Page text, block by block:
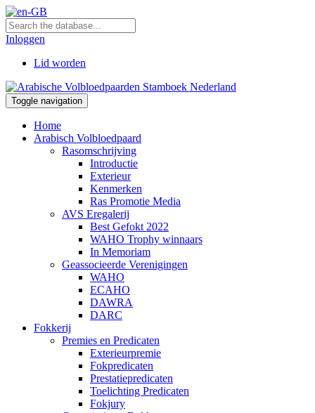
Inloggen
Lid worden
Toggle navigation
Home
Arabisch Volbloedpaard
Rasomschrijving
Introductie
Exterieur
Kenmerken
Ras Promotie Media
AVS Eregalerij
Best Gefokt 2022
WAHO Trophy winnaars
In Memoriam
Geassocieerde Verenigingen
WAHO
ECAHO
DAWRA
DARC
Fokkerij
Premies en Predicaten
Exterieurpremie
Fokpredicaten
Prestatiepredicaten
Toelichting Predicaten
Fokjury